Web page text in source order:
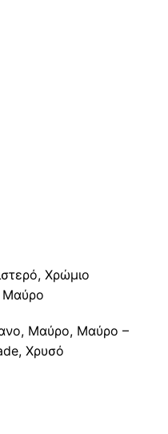
Χρώμιο
Μαύρο
Μαύρο, Μαύρο –
Χρυσό